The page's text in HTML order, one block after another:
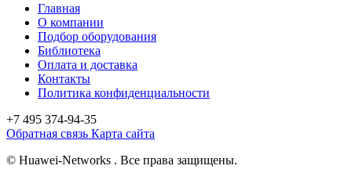
Главная
О компании
Подбор оборудования
Библиотека
Оплата и доставка
Контакты
Политика конфиденциальности
+7 495 374-94-35
Обратная связь Карта сайта
© Huawei-Networks . Все права защищены.